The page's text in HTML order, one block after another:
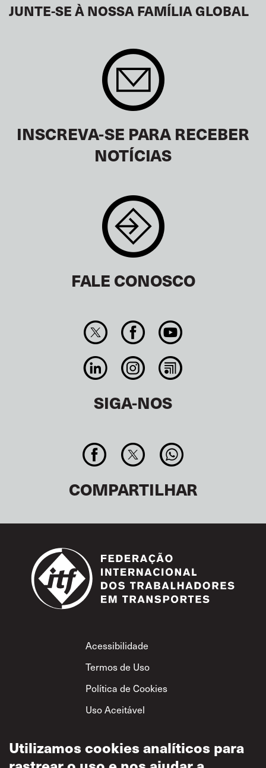
JUNTE-SE À NOSSA FAMÍLIA GLOBAL
INSCREVA-SE PARA RECEBER
NOTÍCIAS
FALE CONOSCO
SIGA-NOS
COMPARTILHAR
Footer
Acessibilidade
Termos de Uso
Política de Cookies
Uso Aceitável
Privacidade
Política de Respeito
Utilizamos cookies analíticos para